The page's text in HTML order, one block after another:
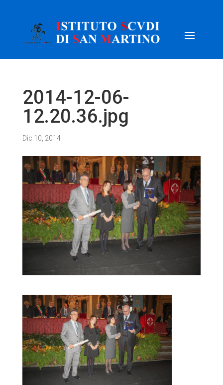
2014-12-06-
12.20.36.jpg
Dic 10, 2014